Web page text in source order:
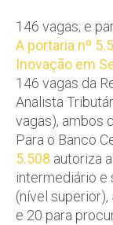
146 vagas; e
A portaria nº
Inovação em
146 vagas da
Analista
vagas), ambos
Para o Banco
5.508 autoriza
intermediário e
(nível
e 20 para